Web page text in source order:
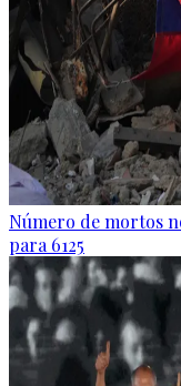
Número de mortos
para 6125